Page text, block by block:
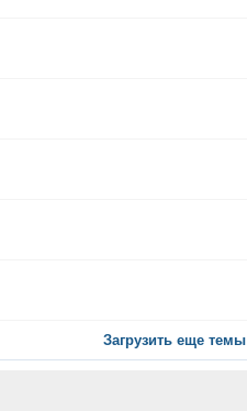
Загрузить еще темы